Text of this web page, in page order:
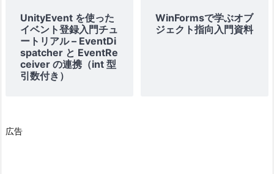
UnityEvent を使った
イベント登録入門チュ
ートリアル – EventDi
spatcher と EventRe
ceiver の連携（int 型
引数付き）
WinFormsで学ぶオブ
ジェクト指向入門資料
広告